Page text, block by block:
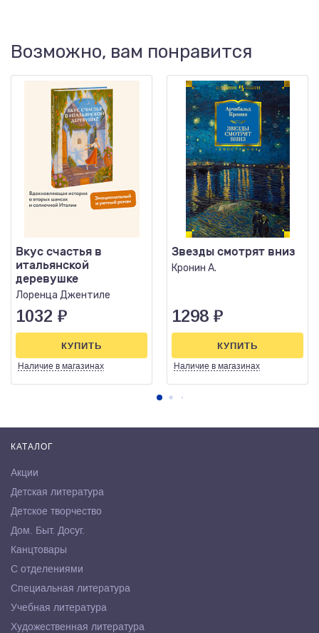
Возможно, вам понравится
Вкус счастья в
итальянской
деревушке
Лоренца Джентиле
1032 ₽
Наличие в магазинах
КУПИТЬ
Звезды смотрят вниз
Кронин А.
1298 ₽
Наличие в магазинах
КУПИТЬ
КАТАЛОГ
Акции
Детская литература
Детское творчество
Дом. Быт. Досуг.
Канцтовары
С отделениями
Специальная литература
Учебная литература
Художественная литература